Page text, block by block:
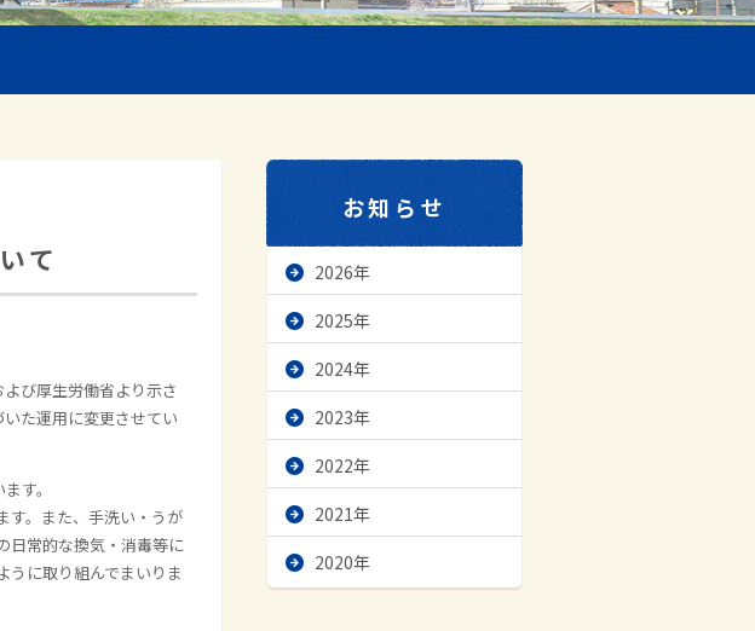
お知らせ
2026年
2025年
2024年
2023年
2022年
2021年
2020年
て
び厚生労働省より示さ
た運用に変更させてい
す。
す。また、手洗い・うが
日常的な換気・消毒等に
うに取り組んでまいりま